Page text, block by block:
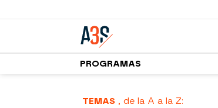
PROGRAMAS
TEMAS , de la A a la Z: